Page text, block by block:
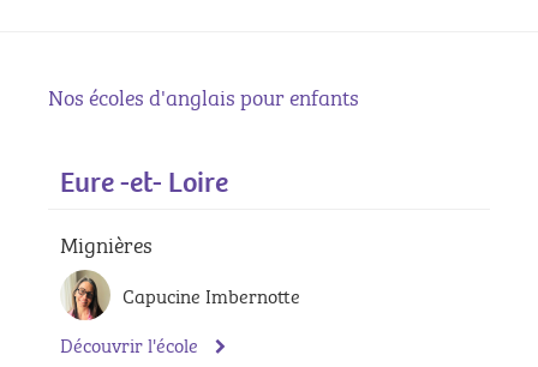
Nos écoles d'anglais pour enfants
Eure -et- Loire
Mignières
Capucine Imbernotte
Découvrir l'école